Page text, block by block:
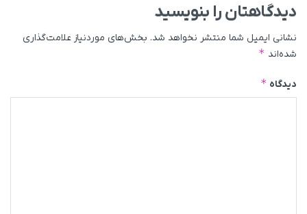
دیدگاهتان را بنویسید
نشانی ایمیل شما منتشر نخواهد شد. بخش‌های موردنیاز علامت‌گذاری
شده‌اند *
دیدگاه *